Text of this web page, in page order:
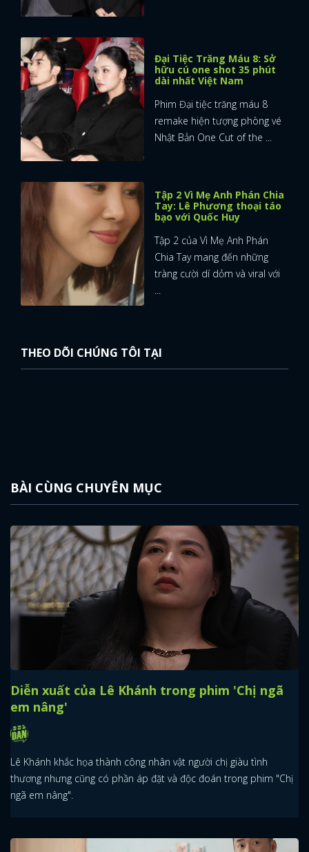
Đại Tiệc Trăng Máu 8: Sở
hữu cú one shot 35 phút
dài nhất Việt Nam
Phim Đại tiệc trăng máu 8
remake hiện tượng phòng vé
Nhật Bản One Cut of the ...
Tập 2 Vì Mẹ Anh Phán Chia
Tay: Lê Phương thoại táo
bạo với Quốc Huy
Tập 2 của Vì Mẹ Anh Phán
Chia Tay mang đến những
tràng cười dí dỏm và viral với
...
THEO DÕI CHÚNG TÔI TẠI
BÀI CÙNG CHUYÊN MỤC
Diễn xuất của Lê Khánh trong phim 'Chị ngã
em nâng'
Lê Khánh khắc họa thành công nhân vật người chị giàu tình
thương nhưng cũng có phần áp đặt và độc đoán trong phim "Chị
ngã em nâng".